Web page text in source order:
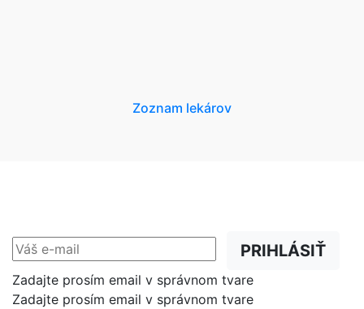
Zoznam lekárov
PRIHLÁSIŤ
Zadajte prosím email v správnom tvare
Zadajte prosím email v správnom tvare